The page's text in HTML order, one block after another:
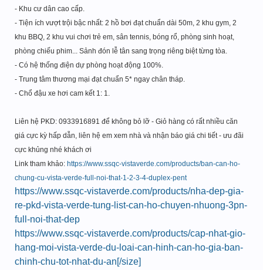
- Khu cư dân cao cấp.
- Tiện ích vượt trội bậc nhất: 2 hồ bơi đạt chuẩn dài 50m, 2 khu gym, 2
khu BBQ, 2 khu vui chơi trẻ em, sân tennis, bóng rổ, phòng sinh hoạt,
phòng chiếu phim... Sảnh đón lễ tân sang trọng riêng biệt từng tòa.
- Có hệ thống điện dự phòng hoạt động 100%.
- Trung tâm thương mại đạt chuẩn 5* ngay chân tháp.
- Chổ đậu xe hơi cam kết 1: 1.
Liên hệ PKD: 0933916891 để không bỏ lỡ - Giỏ hàng có rất nhiều căn
giá cực kỳ hấp dẫn, liên hệ em xem nhà và nhận báo giá chi tiết - ưu đãi
cực khủng nhé khách ơi
Link tham khảo: https://www.ssqc-vistaverde.com/products/ban-can-ho-
chung-cu-vista-verde-full-noi-that-1-2-3-4-duplex-pent
https://www.ssqc-vistaverde.com/products/nha-dep-gia-
re-pkd-vista-verde-tung-list-can-ho-chuyen-nhuong-3pn-
full-noi-that-dep
https://www.ssqc-vistaverde.com/products/cap-nhat-gio-
hang-moi-vista-verde-du-loai-can-hinh-can-ho-gia-ban-
chinh-chu-tot-nhat-du-an[/size]